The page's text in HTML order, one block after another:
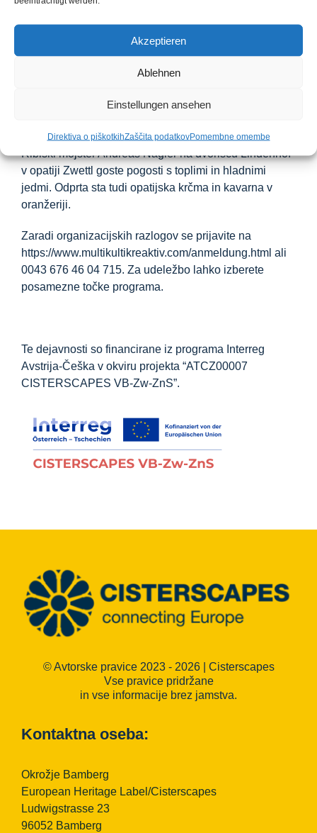
Akzeptieren
Ablehnen
Einstellungen ansehen
Direktiva o piškotkihZaščita podatkovPomembne omembe
Johannesa Marie Szypulskega, po njej govori in
čestitke v cerkvi
11.30: Slavnostno odprtje novo urejenega opatijskega
dvorišča in križnega vrta, ki mu na povabilo opata sledi
Ribiški mojster Andreas Nägler na dvorišču Lindenhof
v opatiji Zwettl goste pogosti s toplimi in hladnimi
jedmi. Odprta sta tudi opatijska krčma in kavarna v
oranžeriji.
Zaradi organizacijskih razlogov se prijavite na
https://www.multikultikreaktiv.com/anmeldung.html ali
0043 676 46 04 715. Za udeležbo lahko izberete
posamezne točke programa.
Te dejavnosti so financirane iz programa Interreg
Avstrija-Češka v okviru projekta “ATCZ00007
CISTERSCAPES VB-Zw-ZnS”.
© Avtorske pravice 2023 - 2026 | Cisterscapes
Vse pravice pridržane
in vse informacije brez jamstva.
Kontaktna oseba:
Okrožje Bamberg
European Heritage Label/Cisterscapes
Ludwigstrasse 23
96052 Bamberg